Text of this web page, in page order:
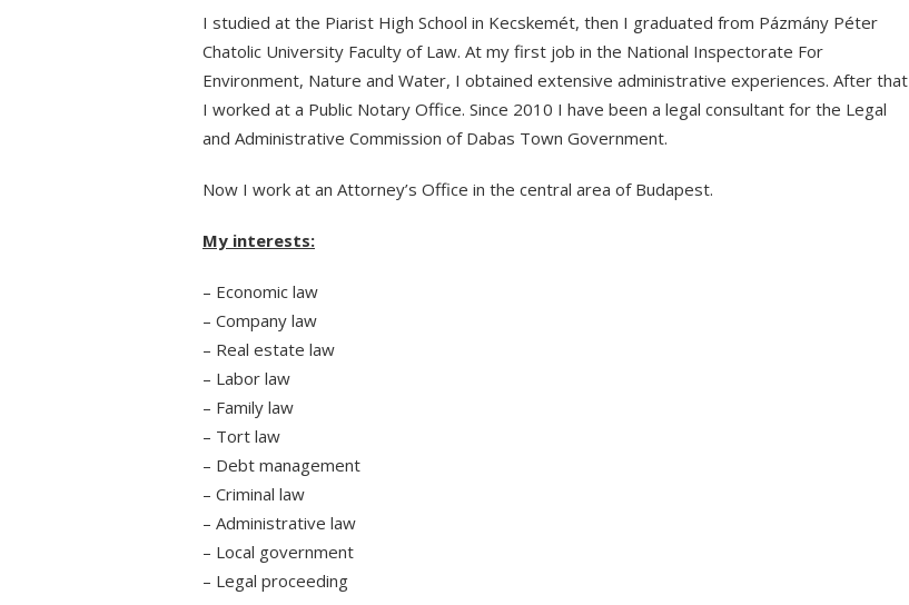
I studied at the Piarist High School in Kecskemét, then I graduated from Pázmány Péter
Chatolic University Faculty of Law. At my first job in the National Inspectorate For
Environment, Nature and Water, I obtained extensive administrative experiences. After that
I worked at a Public Notary Office. Since 2010 I have been a legal consultant for the Legal
and Administrative Commission of Dabas Town Government.
Now I work at an Attorney’s Office in the central area of Budapest.
My interests:
– Economic law
– Company law
– Real estate law
– Labor law
– Family law
– Tort law
– Debt management
– Criminal law
– Administrative law
– Local government
– Legal proceeding